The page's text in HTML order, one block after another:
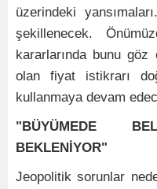
üzerindeki
şekillenecek.
kararlarında bunu göz
olan fiyat istikrarı
kullanmaya devam
"BÜYÜMEDE
BEKLENİYOR"
Jeopolitik sorunlar